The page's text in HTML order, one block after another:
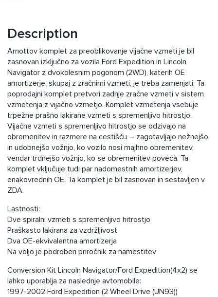
Description
Arnottov komplet za preoblikovanje vijačne vzmeti je bil
zasnovan izključno za vozila Ford Expedition in Lincoln
Navigator z dvokolesnim pogonom (2WD), katerih OE
amortizerje, skupaj z zračnimi vzmeti, je treba zamenjati. Ta
poprodajni komplet pretvori zadnje zračne vzmeti v sistem
vzmetenja z vijačno vzmetjo. Komplet vzmetenja vsebuje
trpežne prašno lakirane vzmeti s spremenljivo hitrostjo.
Vijačne vzmeti s spremenljivo hitrostjo se odzivajo na
obremenitev in razmere na cestišču – zagotavljajo nežnejšo
in udobnejšo vožnjo, ko vozilo nosi majhno obremenitev,
vendar trdnejšo vožnjo, ko se obremenitev poveča. Ta
komplet vključuje tudi par nadomestnih amortizerjev,
enakovrednih OE. Ta komplet je bil zasnovan in sestavljen v
ZDA.
Lastnosti:
Dve spiralni vzmeti s spremenljivo hitrostjo
Praškasto lakirana za vzdržljivost
Dva OE-ekvivalentna amortizerja
Na voljo je podroben priročnik za namestitev
Conversion Kit Lincoln Navigator/Ford Expedition(4x2) se
lahko uporablja za naslednje avtomobile:
1997-2002 Ford Expedition (2 Wheel Drive (UN93))